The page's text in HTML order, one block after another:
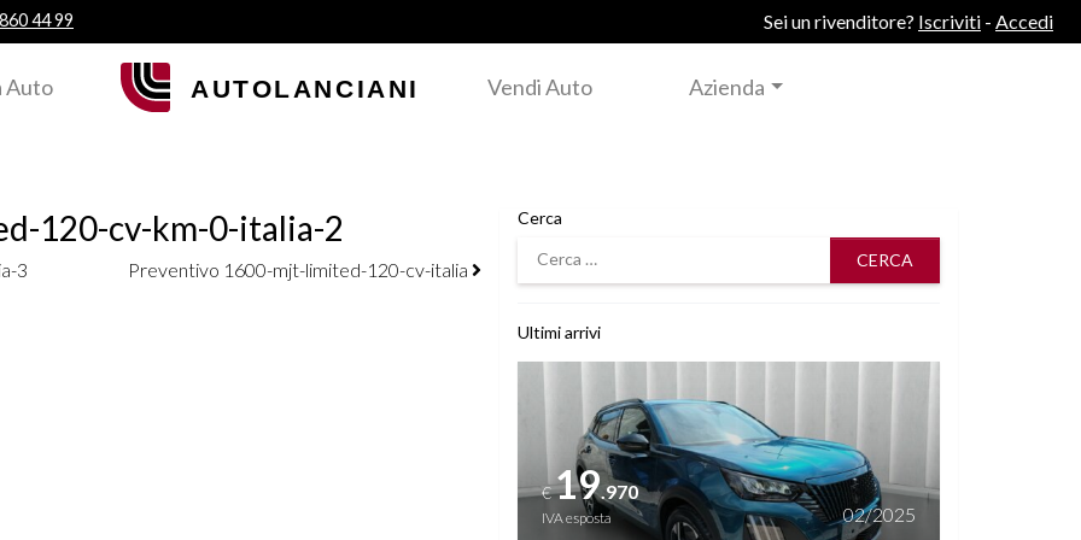
44 99 Sei un rivenditore? Iscriviti - Accedi
Auto Vendi Auto Azienda
120-cv-km-0-italia-2
3 Preventivo 1600-mjt-limited-120-cv-italia
Cerca
Cerca
Ultimi arrivi
€19.970
IVA esposta 02/2025